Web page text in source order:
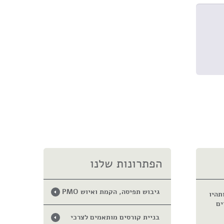
הפתרונות שלנו
גיבוש תפיסה, הקמת ואיוש PMO
בניית קורסים מותאמים לצרכי